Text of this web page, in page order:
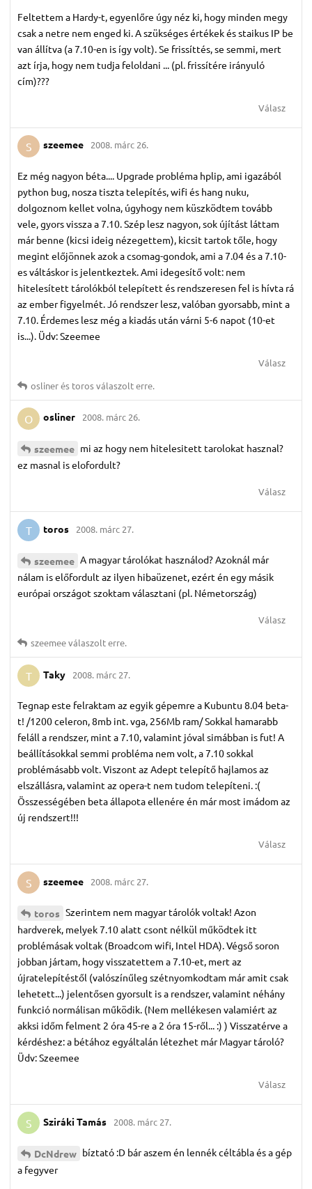
Feltettem a Hardy-t, egyenlőre úgy néz ki, hogy minden megy
csak a netre nem enged ki. A szükséges értékek és staikus IP be
van állítva (a 7.10-en is így volt). Se frissíttés, se semmi, mert
azt írja, hogy nem tudja feloldani ... (pl. frissítére irányuló
cím)???
Válasz
S szeemee 2008. márc 26.
Ez még nagyon béta.... Upgrade probléma hplip, ami igazából
python bug, nosza tiszta telepítés, wifi és hang nuku,
dolgoznom kellet volna, úgyhogy nem küszködtem tovább
vele, gyors vissza a 7.10. Szép lesz nagyon, sok újítást láttam
már benne (kicsi ideig nézegettem), kicsit tartok tőle, hogy
megint előjönnek azok a csomag-gondok, ami a 7.04 és a 7.10-
es váltáskor is jelentkeztek. Ami idegesítő volt: nem
hitelesített tárolókból telepített és rendszeresen fel is hívta rá
az ember figyelmét. Jó rendszer lesz, valóban gyorsabb, mint a
7.10. Érdemes lesz még a kiadás után várni 5-6 napot (10-et
is...). Üdv: Szeemee
Válasz
oslinerés torosválaszolt erre.
O osliner 2008. márc 26.
szeemee mi az hogy nem hitelesitett tarolokat hasznal?
ez masnal is elofordult?
Válasz
T toros 2008. márc 27.
szeemee A magyar tárolókat használod? Azoknál már
nálam is előfordult az ilyen hibaüzenet, ezért én egy másik
európai országot szoktam választani (pl. Németország)
Válasz
szeemeeválaszolt erre.
T Taky 2008. márc 27.
Tegnap este felraktam az egyik gépemre a Kubuntu 8.04 beta-
t! /1200 celeron, 8mb int. vga, 256Mb ram/ Sokkal hamarabb
feláll a rendszer, mint a 7.10, valamint jóval simábban is fut! A
beállításokkal semmi probléma nem volt, a 7.10 sokkal
problémásabb volt. Viszont az Adept telepítő hajlamos az
elszállásra, valamint az opera-t nem tudom telepíteni. :(
Összességében beta állapota ellenére én már most imádom az
új rendszert!!!
Válasz
S szeemee 2008. márc 27.
toros Szerintem nem magyar tárolók voltak! Azon
hardverek, melyek 7.10 alatt csont nélkül működtek itt
problémásak voltak (Broadcom wifi, Intel HDA). Végső soron
jobban jártam, hogy visszatettem a 7.10-et, mert az
újratelepítéstől (valószínűleg szétnyomkodtam már amit csak
lehetett...) jelentősen gyorsult is a rendszer, valamint néhány
funkció normálisan működik. (Nem mellékesen valamiért az
akksi időm felment 2 óra 45-re a 2 óra 15-ről... :) ) Visszatérve a
kérdéshez: a bétához egyáltalán létezhet már Magyar tároló?
Üdv: Szeemee
Válasz
S Sziráki Tamás 2008. márc 27.
DcNdrew bíztató :D bár aszem én lennék céltábla és a gép
a fegyver